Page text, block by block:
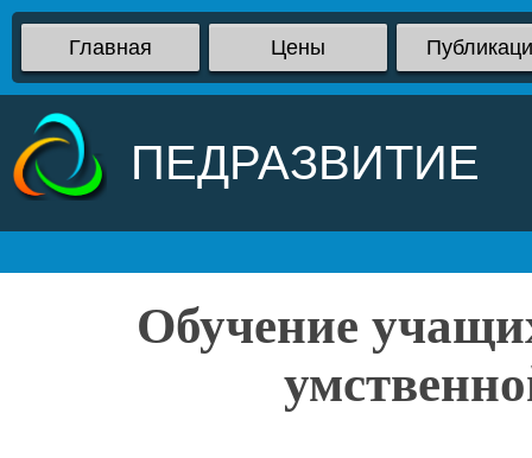
Главная Цены
ПЕДРАЗВИТИЕ
Обучение